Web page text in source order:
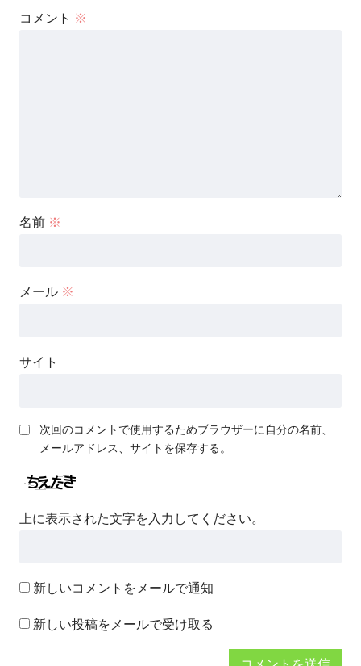
コメント ※
名前 ※
メール ※
サイト
次回のコメントで使用するためブラウザーに自分の名前、
メールアドレス、サイトを保存する。
上に表示された文字を入力してください。
新しいコメントをメールで通知
新しい投稿をメールで受け取る